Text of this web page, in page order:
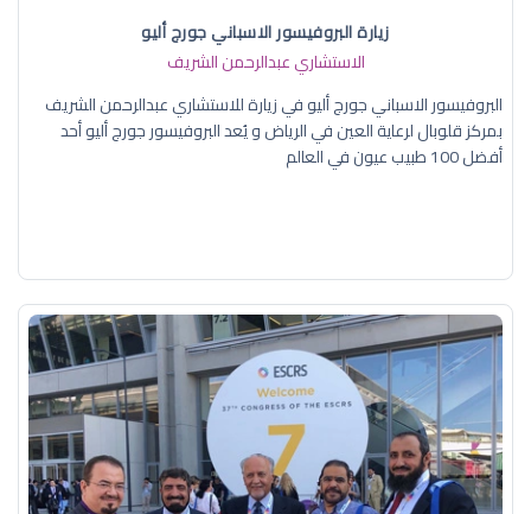
زيارة البروفيسور الاسباني جورج أليو
الاستشاري عبدالرحمن الشريف
البروفيسور الاسباني جورج أليو في زيارة للاستشاري عبدالرحمن الشريف
بمركز قلوبال لرعاية العين في الرياض و يُعد البروفيسور جورج أليو أحد
أفضل 100 طبيب عيون في العالم